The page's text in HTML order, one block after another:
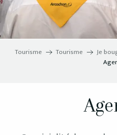
Tourisme Tourisme Je